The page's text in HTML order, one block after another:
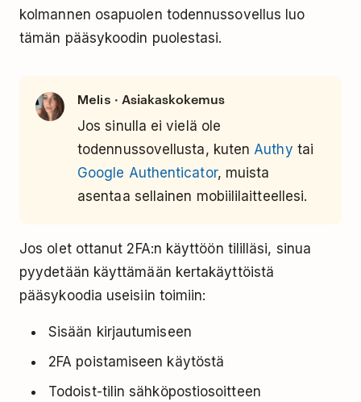
kolmannen osapuolen todennussovellus luo
tämän pääsykoodin puolestasi.
Melis · Asiakaskokemus
Jos sinulla ei vielä ole
todennussovellusta, kuten Authy tai
Google Authenticator, muista
asentaa sellainen mobiililaitteellesi.
Jos olet ottanut 2FA:n käyttöön tililläsi, sinua
pyydetään käyttämään kertakäyttöistä
pääsykoodia useisiin toimiin:
Sisään kirjautumiseen
2FA poistamiseen käytöstä
Todoist-tilin sähköpostiosoitteen